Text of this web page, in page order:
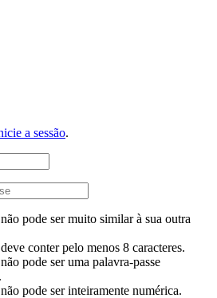
a sessão.
pode ser muito similar à sua outra
conter pelo menos 8 caracteres.
pode ser uma palavra-passe
pode ser inteiramente numérica.